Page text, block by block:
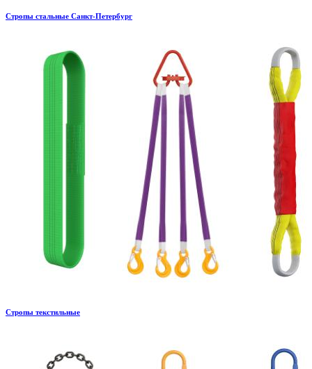
Стропы стальные Санкт-Петербург
Стропы текстильные